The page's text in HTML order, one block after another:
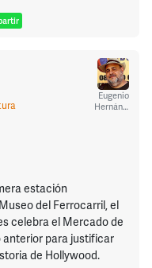
Eugenio
Hernández
estación
del Ferrocarril, el
celebra el Mercado de
anterior para justificar
de Hollywood.